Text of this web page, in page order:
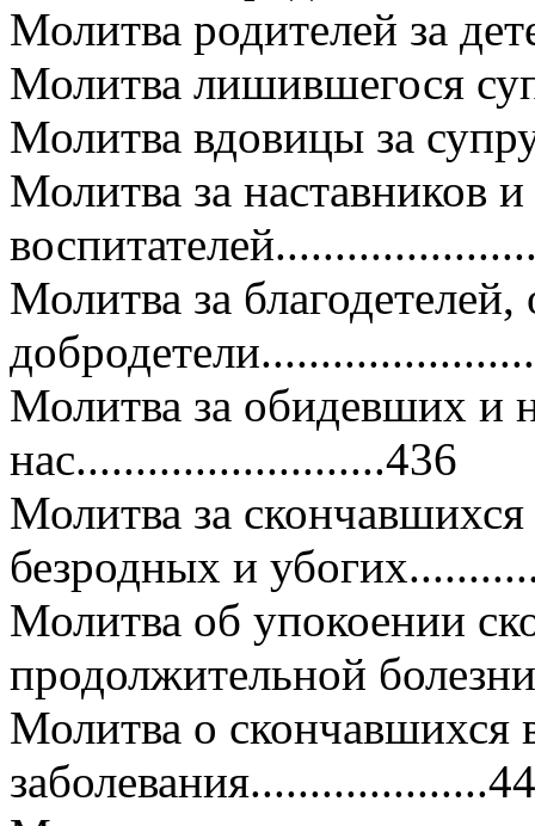
Молитва родителей за
Молитва лишившегося
Молитва вдовицы за
Молитва за наставников и
Молитва за
Молитва за обидевших и
нас..........................436
Молитва за скончавшихся
безродных и
Молитва об упокоении
продолжительной
Молитва о скончавшихся